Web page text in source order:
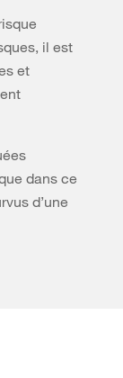
il est
et
dans ce
d’une